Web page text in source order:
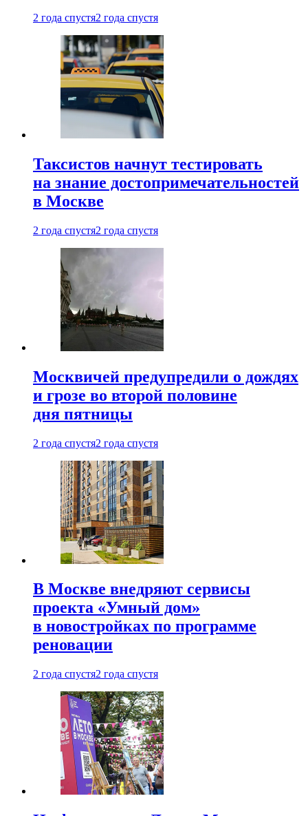
2 года спустя2 года спустя
Таксистов начнут тестировать
на знание достопримечательностей
в Москве
2 года спустя2 года спустя
Москвичей предупредили о дождях
и грозе во второй половине
дня пятницы
2 года спустя2 года спустя
В Москве внедряют сервисы
проекта «Умный дом»
в новостройках по программе
реновации
2 года спустя2 года спустя